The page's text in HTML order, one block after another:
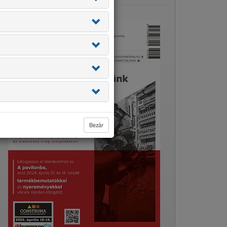
Bezár